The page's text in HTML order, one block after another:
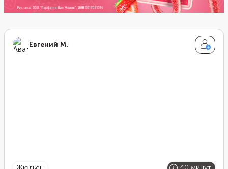
Евгений М.